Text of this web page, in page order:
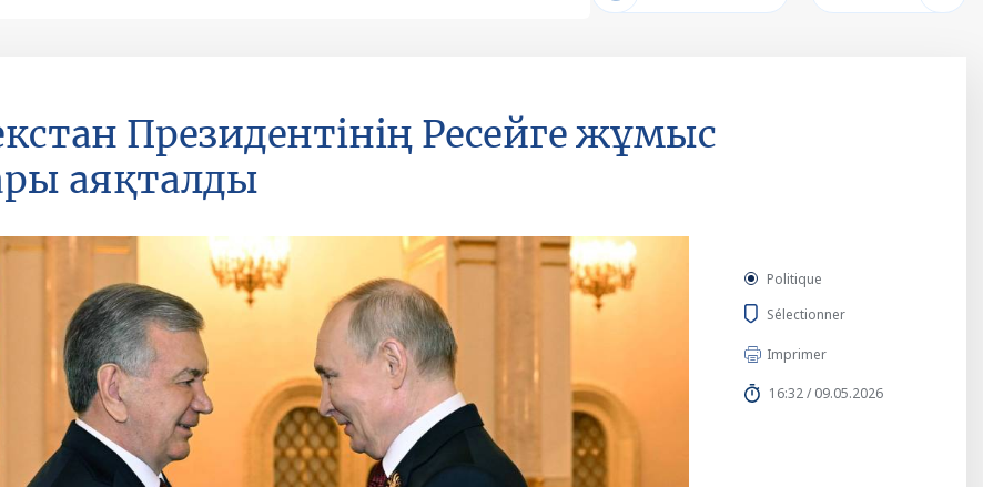
Президентінің Ресейге жұмыс
аяқталды
Politique
Sélectionner
Imprimer
16:32 / 09.05.2026